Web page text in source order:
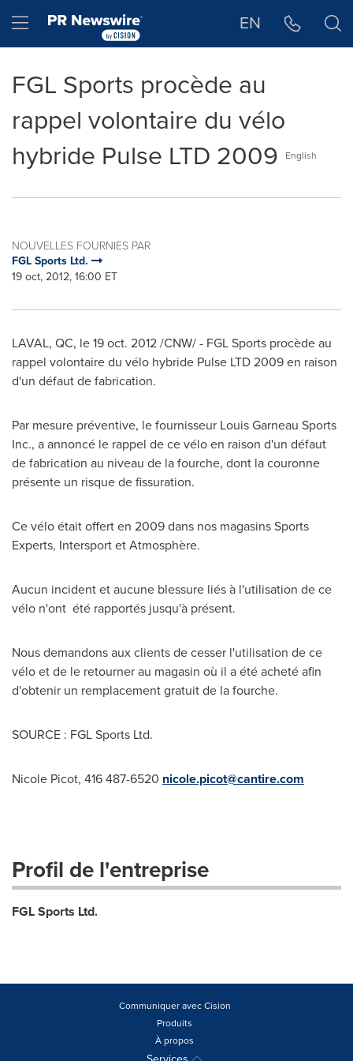
Hamburger menu EN
FGL Sports procède au
rappel volontaire du vélo
hybride Pulse LTD 2009
English
NOUVELLES FOURNIES PAR
FGL Sports Ltd.
19 oct, 2012, 16:00 ET
LAVAL, QC, le19 oct. 2012/CNW/ - FGL Sports procède au
rappel volontaire du vélo hybride Pulse LTD 2009 en raison
d'un défaut de fabrication.
Par mesure préventive, le fournisseur Louis Garneau Sports
Inc., a annoncé le rappel de ce vélo en raison d'un défaut
de fabrication au niveau de la fourche, dont la couronne
présente un risque de fissuration.
Ce vélo était offert en 2009 dans nos magasins Sports
Experts, Intersport et Atmosphère.
Aucun incident et aucune blessure liés à l'utilisation de ce
vélo n'ont été rapportés jusqu'à présent.
Nous demandons aux clients de cesser l'utilisation de ce
vélo et de le retourner au magasin où il a été acheté afin
d'obtenir un remplacement gratuit de la fourche.
SOURCE : FGL Sports Ltd.
Nicole Picot, 416 487-6520 nicole.picot@cantire.com
Profil de l'entreprise
FGL Sports Ltd.
Communiquer avec Cision
Produits
À propos